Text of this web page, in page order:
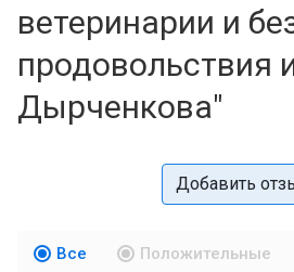
ветеринарии и
продовольствия
Дырченкова"
Добавить
Все Положительные